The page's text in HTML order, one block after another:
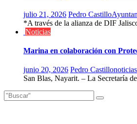
julio 21, 2026 Pedro Castillo
*A través de la alianza de DIF
Noticias
Marina en colaboración con
junio 20, 2026 Pedro Castillo
San Blas, Nayarit. – La Secretaría